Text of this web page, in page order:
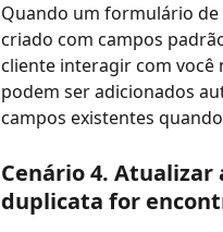
Quando um formulário de
criado com campos
cliente interagir com você
podem ser adicionados
campos existentes
Cenário 4.
duplicata for